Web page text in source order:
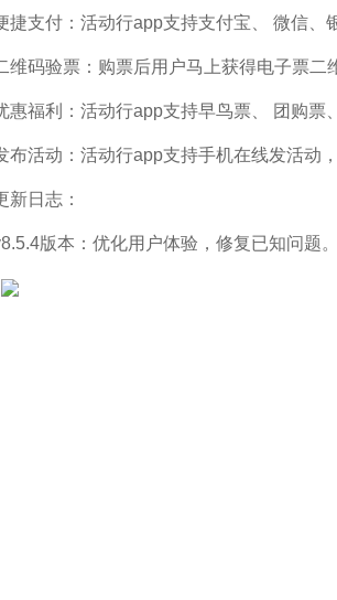
捷支付：活动行app支持支付宝、 微信、
维码验票：购票后用户马上获得电子票二
惠福利：活动行app支持早鸟票、 团购票
布活动：活动行app支持手机在线发活动
新日志：
版本：优化用户体验，修复已知问题。